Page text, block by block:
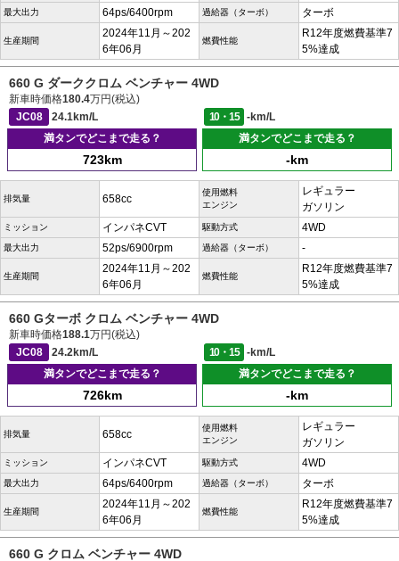
最大出力 64ps/6400rpm 過給器（ターボ） ターボ
生産期間
2024年11月～202
6年06月
燃費性能
R12年度燃費基準7
5%達成
660 G ダーククロム ベンチャー 4WD
新車時価格180.4万円(税込)
JC08
24.1km/L 10・15
-km/L
満タンでどこまで走る？
723km
満タンでどこまで走る？
-km
排気量 658cc
使用燃料
エンジン
レギュラー
ガソリン
ミッション インパネCVT 駆動方式 4WD
最大出力 52ps/6900rpm 過給器（ターボ） -
生産期間
2024年11月～202
6年06月
燃費性能
R12年度燃費基準7
5%達成
660 Gターボ クロム ベンチャー 4WD
新車時価格188.1万円(税込)
JC08
24.2km/L 10・15
-km/L
満タンでどこまで走る？
726km
満タンでどこまで走る？
-km
排気量 658cc
使用燃料
エンジン
レギュラー
ガソリン
ミッション インパネCVT 駆動方式 4WD
最大出力 64ps/6400rpm 過給器（ターボ） ターボ
生産期間
2024年11月～202
6年06月
燃費性能
R12年度燃費基準7
5%達成
660 G クロム ベンチャー 4WD